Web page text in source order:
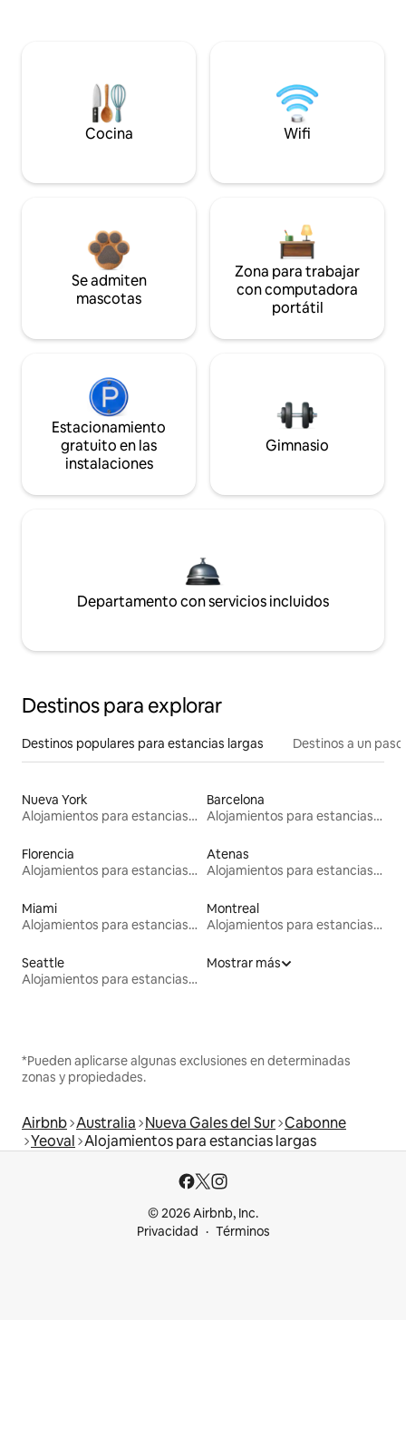
Cocina Wifi
Se admiten
mascotas
Zona para trabajar
con computadora
portátil
Estacionamiento
gratuito en las
instalaciones
Gimnasio
Departamento con servicios incluidos
Destinos para explorar
Destinos populares para estancias largas Destinos a un
Nueva York
Alojamientos para estancias largas
Barcelona
Alojamientos para estancias largas
Florencia
Alojamientos para estancias largas
Atenas
Alojamientos para estancias largas
Miami
Alojamientos para estancias largas
Montreal
Alojamientos para estancias largas
Seattle
Alojamientos para estancias largas
Mostrar más
*Pueden aplicarse algunas exclusiones en determinadas
zonas y propiedades.
Airbnb Australia Nueva Gales del Sur Cabonne
Yeoval Alojamientos para estancias largas
© 2026 Airbnb, Inc.
Privacidad
Términos